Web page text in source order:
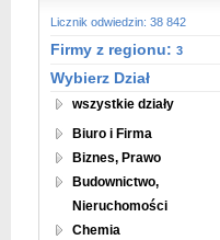
Licznik odwiedzin: 38 842
Firmy z regionu: 3
Wybierz Dział
wszystkie działy
Biuro i Firma
Biznes, Prawo
Budownictwo,
Nieruchomości
Chemia